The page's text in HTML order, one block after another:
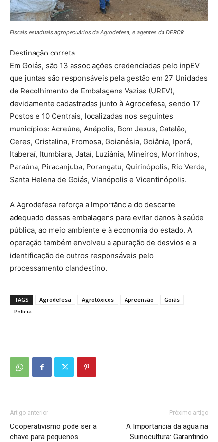
Fiscais estaduais agropecuários da Agrodefesa, e agentes da DERCR
Destinação correta
Em Goiás, são 13 associações credenciadas pelo inpEV,
que juntas são responsáveis pela gestão em 27 Unidades
de Recolhimento de Embalagens Vazias (UREV),
devidamente cadastradas junto à Agrodefesa, sendo 17
Postos e 10 Centrais, localizadas nos seguintes
municípios: Acreúna, Anápolis, Bom Jesus, Catalão,
Ceres, Cristalina, Fromosa, Goianésia, Goiânia, Iporá,
Itaberaí, Itumbiara, Jataí, Luziânia, Mineiros, Morrinhos,
Paraúna, Piracanjuba, Porangatu, Quirinópolis, Rio Verde,
Santa Helena de Goiás, Vianópolis e Vicentinópolis.
A Agrodefesa reforça a importância do descarte
adequado dessas embalagens para evitar danos à saúde
pública, ao meio ambiente e à economia do estado. A
operação também envolveu a apuração de desvios e a
identificação de outros responsáveis pelo
processamento clandestino.
TAGS Agrodefesa Agrotóxicos Apreensão
Goiás
Polícia
Artigo anterior
Cooperativismo pode ser a
chave para pequenos
Próximo artigo
A Importância da água na
Suinocultura: Garantindo